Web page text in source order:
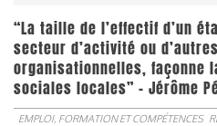
“La taille de l’effectif d’un
secteur d’activité ou
organisationnelles, façonne
sociales locales” - Jérôme
EMPLOI, FORMATION ET COMPÉTENCES